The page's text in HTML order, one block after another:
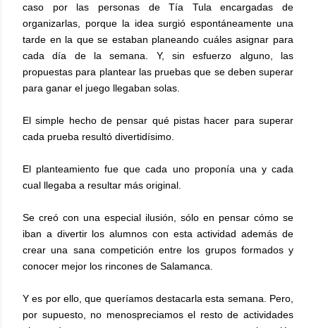
caso por las personas de Tía Tula encargadas de
organizarlas, porque la idea surgió espontáneamente una
tarde en la que se estaban planeando cuáles asignar para
cada día de la semana. Y, sin esfuerzo alguno, las
propuestas para plantear las pruebas que se deben superar
para ganar el juego llegaban solas.
El simple hecho de pensar qué pistas hacer para superar
cada prueba resultó divertidísimo.
El planteamiento fue que cada uno proponía una y cada
cual llegaba a resultar más original.
Se creó con una especial ilusión, sólo en pensar cómo se
iban a divertir los alumnos con esta actividad además de
crear una sana competición entre los grupos formados y
conocer mejor los rincones de Salamanca.
Y es por ello, que queríamos destacarla esta semana. Pero,
por supuesto, no menospreciamos el resto de actividades